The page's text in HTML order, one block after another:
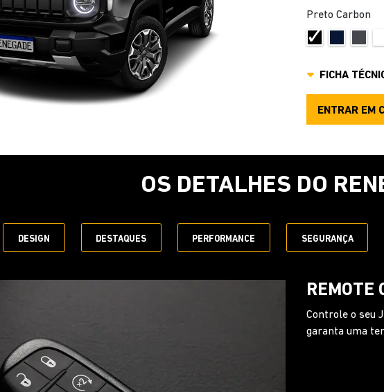
Preto Carbon
FICHA
ENTRAR EM
OS DETALHES DO
DESIGN DESTAQUES PERFORMANCE SEGURANÇA
Garanta toda a
Siga dirigindo